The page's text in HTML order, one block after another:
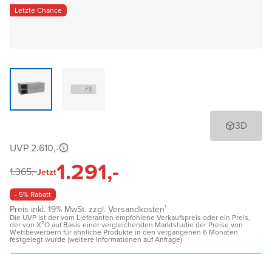
Letzte Chance
3D
UVP 2.610,-
1.365,-Jetzt1.291,-
- 5% Rabatt
Preis inkl. 19% MwSt. zzgl. Versandkosten¹
Die UVP ist der vom Lieferanten empfohlene Verkaufspreis oder ein Preis,
der von X²O auf Basis einer vergleichenden Marktstudie der Preise von
Wettbewerbern für ähnliche Produkte in den vergangenen 6 Monaten
festgelegt wurde (weitere Informationen auf Anfrage)